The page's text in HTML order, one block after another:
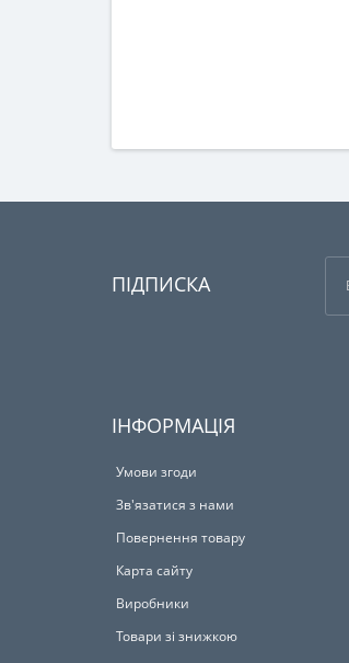
ПІДПИСКА
ІНФОРМАЦІЯ
Умови згоди
Зв'язатися з нами
Повернення товару
Карта сайту
Виробники
Товари зі знижкою